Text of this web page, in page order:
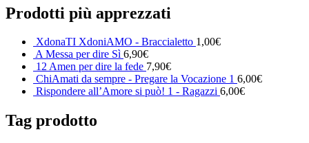
Prodotti più apprezzati
XdonaTI XdoniAMO - Braccialetto 1,00€
A Messa per dire Sì 6,90€
12 Amen per dire la fede 7,90€
ChiAmati da sempre - Pregare la Vocazione 1 6,00€
Rispondere all’Amore si può! 1 - Ragazzi 6,00€
Tag prodotto